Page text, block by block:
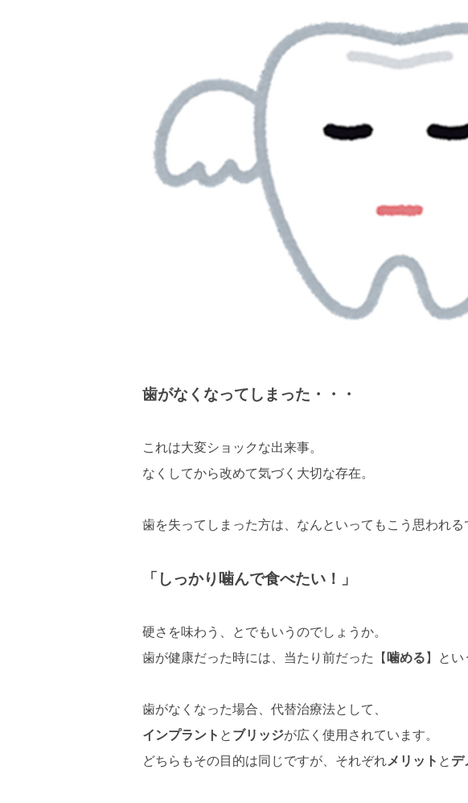
歯がなくなってしまった・・・
これは大変ショックな出来事。
なくしてから改めて気づく大切な存在。
歯を失ってしまった方は、なんといってもこう思われる
「しっかり噛んで食べたい！」
硬さを味わう、とでもいうのでしょうか。
歯が健康だった時には、当たり前だった【噛める 】とい
歯がなくなった場合、代替治療法として、
インプラント と ブリッジが広く使用されています。
どちらもその目的は同じですが、それぞれメリット と デ